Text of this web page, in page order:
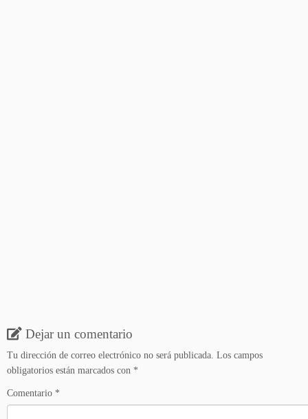
Dejar un comentario
Tu dirección de correo electrónico no será publicada. Los campos
obligatorios están marcados con *
Comentario *